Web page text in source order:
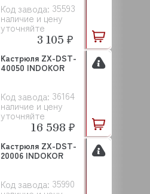
Код завода: 35593
наличие и цену
уточняйте
3 105 ₽
Код завода: 36164
наличие и цену
уточняйте
Кастрюля ZX-DST-
40050 INDOKOR
16 598 ₽
Код завода: 35990
Кастрюля ZX-DST-
20006 INDOKOR